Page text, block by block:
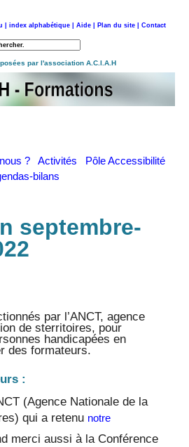
| index alphabétique | Aide | Plan du site | Contact
par l'association A.C.I.A.H
? Activités Pôle Accessibilité
bilans
septembre-
par l’ANCT, agence
de sterritoires, pour
handicapées en
des formateurs.
:
(Agence Nationale de la
qui a retenu notre
merci aussi à la Conférence